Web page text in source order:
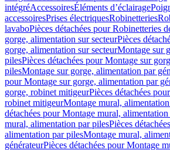
intégréAccessoiresÉléments d’éclairage
accessoiresPrises électriquesRobinetteries
lavaboPièces détachées pour Robinetteries
gorge, alimentation sur secteurPièces
gorge, alimentation sur secteurMontage sur
pilesPièces détachées pour Montage sur
pilesMontage sur gorge, alimentation par
pour Montage sur gorge, alimentation par
gorge, robinet mitigeurPièces détachées
robinet mitigeurMontage mural,
détachées pour Montage mural, alimentation
mural, alimentation par pilesPièces
alimentation par pilesMontage mural,
générateurPièces détachées pour Montage